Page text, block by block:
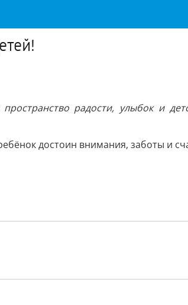
радости, улыбок и
достоин внимания, заботы и